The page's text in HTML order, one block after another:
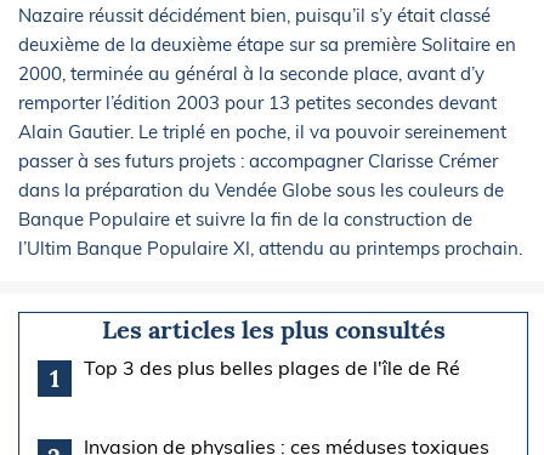
Nazaire réussit décidément bien, puisqu’il s’y était classé
deuxième de la deuxième étape sur sa première Solitaire en
2000, terminée au général à la seconde place, avant d’y
remporter l’édition 2003 pour 13 petites secondes devant
Alain Gautier. Le triplé en poche, il va pouvoir sereinement
passer à ses futurs projets : accompagner Clarisse Crémer
dans la préparation du Vendée Globe sous les couleurs de
Banque Populaire et suivre la fin de la construction de
l’Ultim Banque Populaire XI, attendu au printemps prochain.
Les articles les plus consultés
1
Top 3 des plus belles plages de l'île de Ré
Invasion de physalies : ces méduses toxiques